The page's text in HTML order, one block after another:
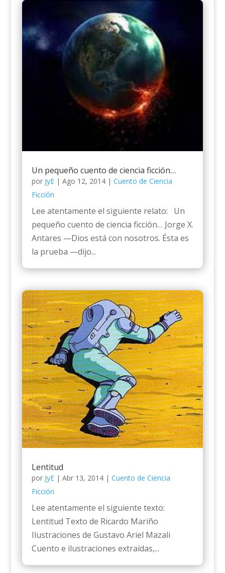
Un pequeño cuento de ciencia ficción…
por JyE| Ago 12, 2014| Cuento de Ciencia
Ficción
Lee atentamente el siguiente relato: Un
pequeño cuento de ciencia ficción… Jorge X.
Antares —Dios está con nosotros. Ésta es
la prueba —dijo...
Lentitud
por JyE| Abr 13, 2014| Cuento de Ciencia
Ficción
Lee atentamente el siguiente texto:
Lentitud Texto de Ricardo Mariño
Ilustraciones de Gustavo Ariel Mazali
Cuento e ilustraciones extraídas,...